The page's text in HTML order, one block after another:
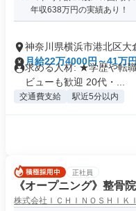
年収638万円の実績あり！
神奈川県横浜市港北区大
月給22万4000円～41万円
求める人材: ★学歴や転
ビューも歓迎 20代・...
交通費支給 駅近5分以内
正社員
《オープニング》整骨
株式会社ＩＣＨＩＮＯＳＨＩＫＩ